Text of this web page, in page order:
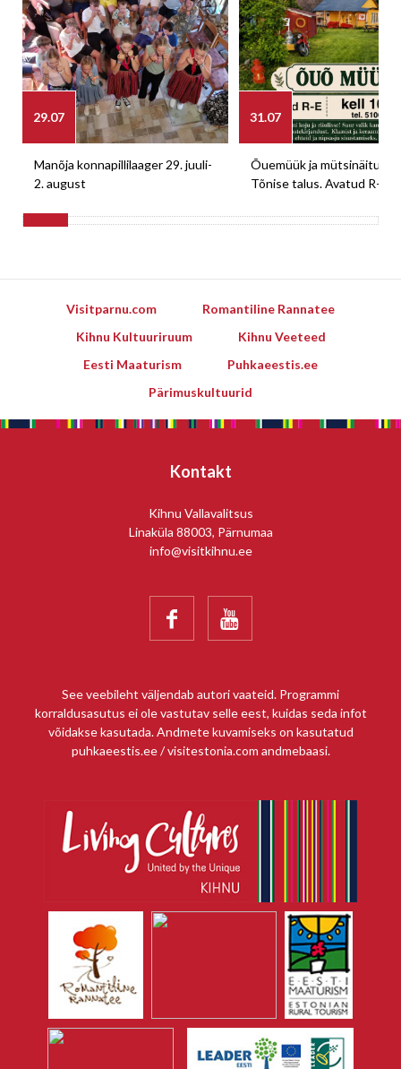
29.07
Manõja konnapillilaager 29. juuli-
2. august
31.07
Õuemüük ja mütsinäitus
Tõnise talus. Avatud R-E
Visitparnu.com
Romantiline Rannatee
Kihnu Kultuuriruum
Kihnu Veeteed
Eesti Maaturism
Puhkaeestis.ee
Pärimuskultuurid
Kontakt
Kihnu Vallavalitsus
Linaküla 88003, Pärnumaa
info@visitkihnu.ee
 
See veebileht väljendab autori vaateid. Programmi
korraldusasutus ei ole vastutav selle eest, kuidas seda infot
võidakse kasutada. Andmete kuvamiseks on kasutatud
puhkaeestis.ee / visitestonia.com andmebaasi.